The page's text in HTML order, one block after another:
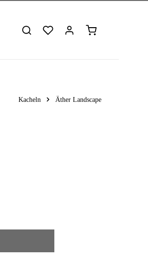
Warenkorb enthält
Kacheln Äther Landscape